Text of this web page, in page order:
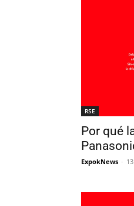
RSE
Por qué
ExpokNews -